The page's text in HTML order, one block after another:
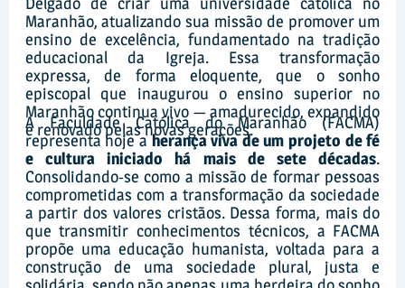
Maranhão, atualizando sua missão de promover um
ensino de excelência, fundamentado na tradição
educacional da Igreja. Essa transformação
expressa, de forma eloquente, que o sonho
episcopal que inaugurou o ensino superior no
Maranhão continua vivo — amadurecido, expandido
e renovado pelas novas gerações.
A Faculdade Católica do Maranhão (FACMA)
representa hoje aherança viva de um projeto de fé
e cultura iniciado há mais de sete décadas.
Consolidando-se como a missão de formar pessoas
comprometidas com a transformação da sociedade
a partir dos valores cristãos. Dessa forma, mais do
que transmitir conhecimentos técnicos, a FACMA
propõe uma educação humanista, voltada para a
construção de uma sociedade plural, justa e